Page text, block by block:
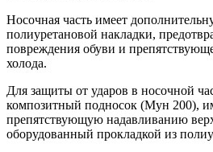
Носочная часть имеет
полиуретановой накладки,
повреждения обуви и
холода.
Для защиты от ударов в носочной
композитный подносок (Мун 200),
препятствующую надавливанию
оборудованный прокладкой из